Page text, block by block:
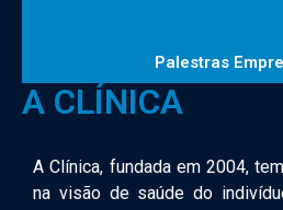
Palestras
A CLÍNICA
A Clínica, fundada em 2004,
na visão de saúde do